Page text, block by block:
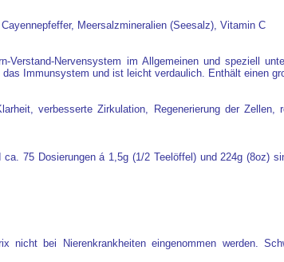
Meersalzmineralien (Seesalz), Vitamin C
Nervensystem im Allgemeinen und speziell
Immunsystem und ist leicht verdaulich. Enthält einen
verbesserte Zirkulation, Regenerierung der Zellen,
75 Dosierungen á 1,5g (1/2 Teelöffel) und 224g (8oz)
bei Nierenkrankheiten eingenommen werden.